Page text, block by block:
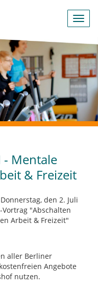
- Mentale
& Freizeit
den 2. Juli
"Abschalten
Arbeit & Freizeit"
aller Berliner
Angebote
nutzen.